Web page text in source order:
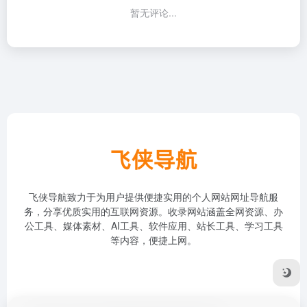
暂无评论...
飞侠导航致力于为用户提供便捷实用的个人网站网址导航服
务，分享优质实用的互联网资源。收录网站涵盖全网资源、办
公工具、媒体素材、AI工具、软件应用、站长工具、学习工具
等内容，便捷上网。